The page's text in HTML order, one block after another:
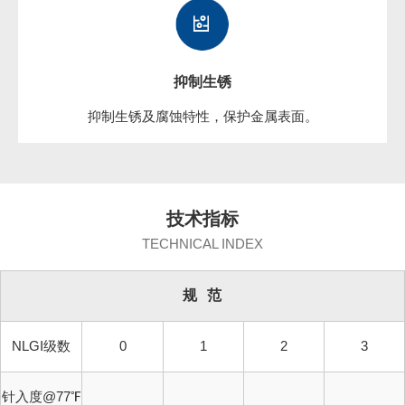
抑制生锈
抑制生锈及腐蚀特性，保护金属表面。
技术指标
TECHNICAL INDEX
规 范
NLGI级数 0 1 2 3
针入度@77℉